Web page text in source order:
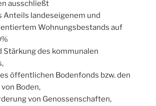
ausschließt
Anteils landeseigenem und
Wohnungsbestands auf
Stärkung des kommunalen
öffentlichen Bodenfonds bzw. den
Boden,
von Genossenschaften,